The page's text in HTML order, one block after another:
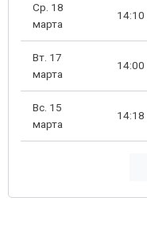
Ср. 18
марта
14:10
Вт. 17
марта
14:00
Вс. 15
марта
14:18